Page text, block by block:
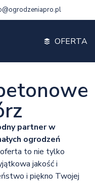
OFERTA
partner w
ogrodzeń
to nie tylko
jakość i
i piękno Twojej